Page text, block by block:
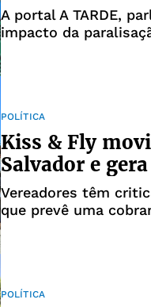
A portal A TARDE,
impacto da
POLÍTICA
Kiss & Fly
Salvador e
Vereadores têm
que prevê uma
POLÍTICA